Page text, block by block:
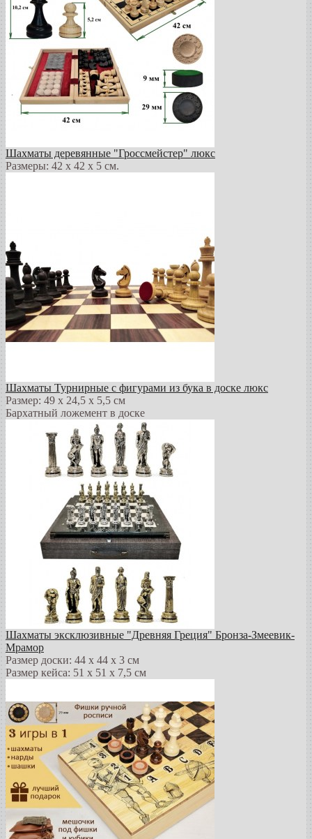
Шахматы деревянные "Гроссмейстер" люкс
Размеры: 42 x 42 x 5 см.
Шахматы Турнирные с фигурами из бука в доске люкс
Размер: 49 х 24,5 х 5,5 см
Бархатный ложемент в доске
Шахматы эксклюзивные "Древняя Греция" Бронза-Змеевик-
Мрамор
Размер доски: 44 х 44 х 3 см
Размер кейса: 51 х 51 х 7,5 см